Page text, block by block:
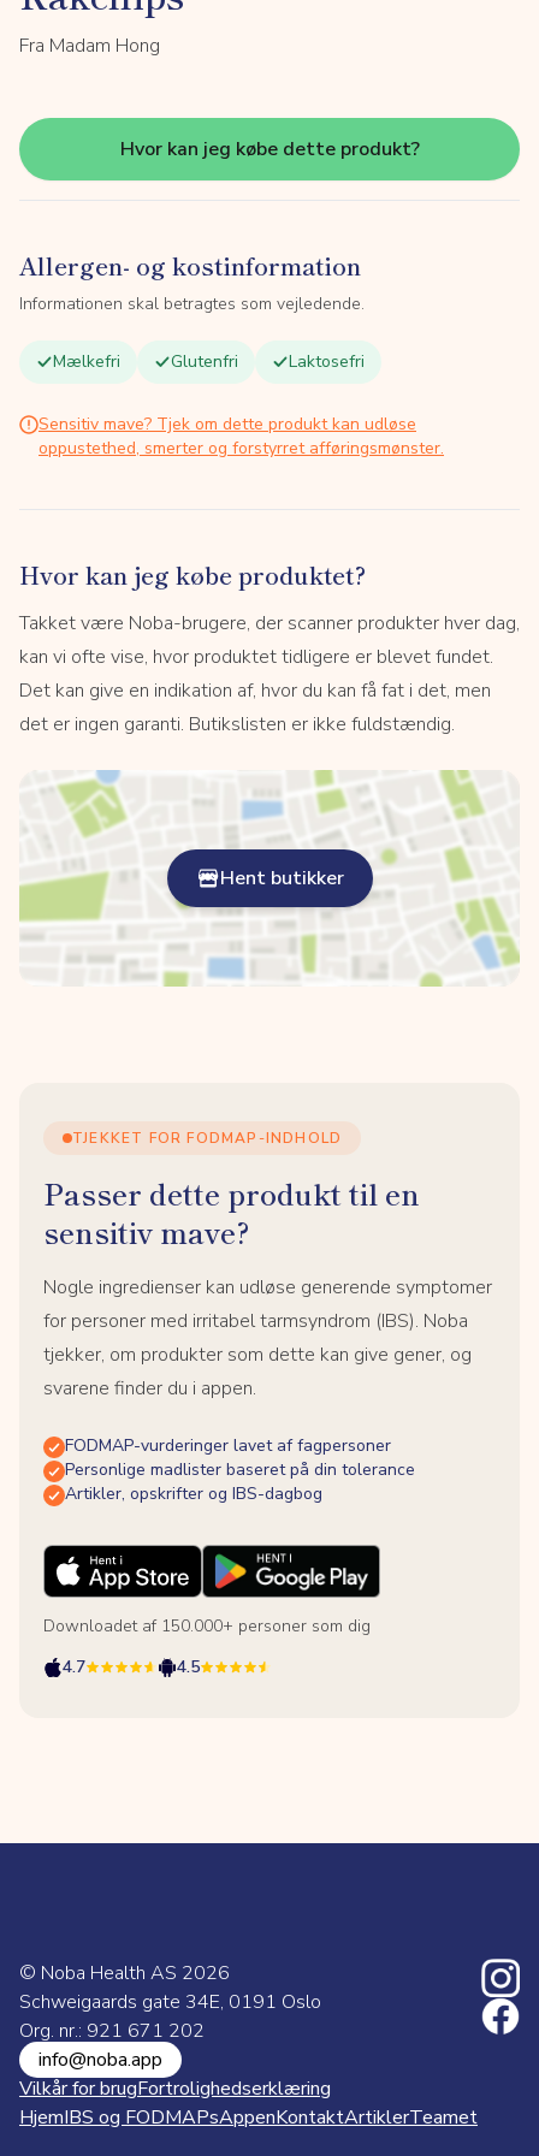
Fra Madam Hong
Hvor kan jeg købe dette produkt?
Allergen- og kostinformation
Informationen skal betragtes som vejledende.
Mælkefri Glutenfri Laktosefri
Sensitiv mave? Tjek om dette produkt kan udløse
oppustethed, smerter og forstyrret afføringsmønster.
Hvor kan jeg købe produktet?
Takket være Noba-brugere, der scanner produkter hver dag,
kan vi ofte vise, hvor produktet tidligere er blevet fundet.
Det kan give en indikation af, hvor du kan få fat i det, men
det er ingen garanti. Butikslisten er ikke fuldstændig.
Hent butikker
TJEKKET FOR FODMAP-INDHOLD
Passer dette produkt til en
sensitiv mave?
Nogle ingredienser kan udløse generende symptomer
for personer med irritabel tarmsyndrom (IBS). Noba
tjekker, om produkter som dette kan give gener, og
svarene finder du i appen.
FODMAP-vurderinger lavet af fagpersoner
Personlige madlister baseret på din tolerance
Artikler, opskrifter og IBS-dagbog
Downloadet af 150.000+ personer som dig
4.7
4.5
© Noba Health AS 2026
Schweigaards gate 34E, 0191 Oslo
Org. nr.: 921 671 202
info@noba.app
Vilkår for brugFortrolighedserklæring
HjemIBS og FODMAPsAppenKontaktArtiklerTeamet